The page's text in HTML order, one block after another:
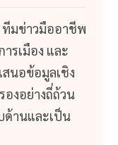
ทีมข่าวมืออาชีพ
รเมือง และ
นอข้อมูลเชิง
งอย่างถี่ถ้วน
ด้านและเป็น